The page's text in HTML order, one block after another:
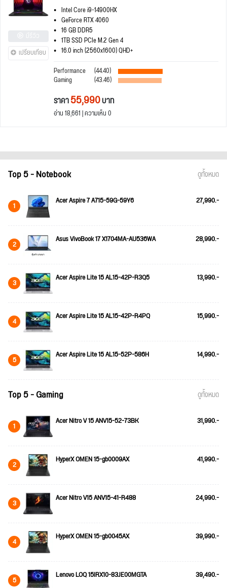
เปรียบเทียบ
Intel Core i9-14900HX
GeForce RTX 4060
16 GB DDR5
1TB SSD PCIe M.2 Gen 4
16.0 inch (2560x1600) QHD+
Performance
(44.40)
Gaming (43.46)
ราคา55,990บาท
อ่าน 18,661 | ความเห็น 0
Top 5 - Notebook ดูทั้งหมด
1 Acer Aspire 7 A715-59G-59Y6 27,990.-
2 Asus VivoBook 17 X1704MA-AU536WA 28,990.-
3 Acer Aspire Lite 15 AL15-42P-R3Q5 13,990.-
4 Acer Aspire Lite 15 AL15-42P-R4PQ 15,990.-
5 Acer Aspire Lite 15 AL15-52P-586H 14,990.-
Top 5 - Gaming ดูทั้งหมด
1 Acer Nitro V 15 ANV15-52-73BK 31,990.-
2 HyperX OMEN 15-gb0009AX 41,990.-
3 Acer Nitro V15 ANV15-41-R488 24,990.-
4 HyperX OMEN 15-gb0045AX 39,990.-
5 Lenovo LOQ 15IRX10-83JE00MGTA 39,490.-